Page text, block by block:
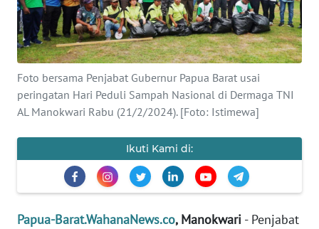
Foto bersama Penjabat Gubernur Papua Barat usai
peringatan Hari Peduli Sampah Nasional di Dermaga TNI
AL Manokwari Rabu (21/2/2024). [Foto: Istimewa]
Ikuti Kami di:
Papua-Barat.WahanaNews.co, Manokwari - Penjabat
KONTAK
KAMI
INFO
IKLAN
KAMI
PEDOMAN
MEDIA